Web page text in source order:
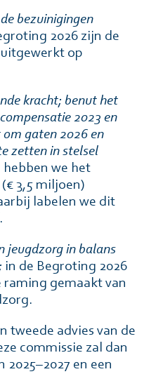
bezuinigingen
2026 zijn de
op
kracht; benut het
2023 en
gaten 2026 en
zetten in stelsel
hebben we het
3,5 miljoen)
labelen we dit
jeugdzorg in balans
in de Begroting 2026
raming gemaakt van
tweede advies van de
commissie zal dan
en een